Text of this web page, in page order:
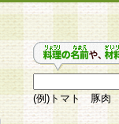
(例)トマト 豚肉